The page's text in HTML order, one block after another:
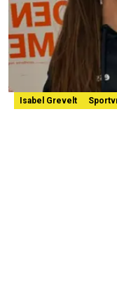
Isabel Grevelt